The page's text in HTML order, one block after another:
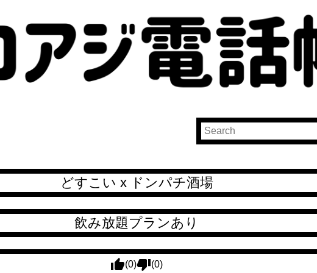
どすこい x ドンパチ酒場
飲み放題プランあり
(0) (0)